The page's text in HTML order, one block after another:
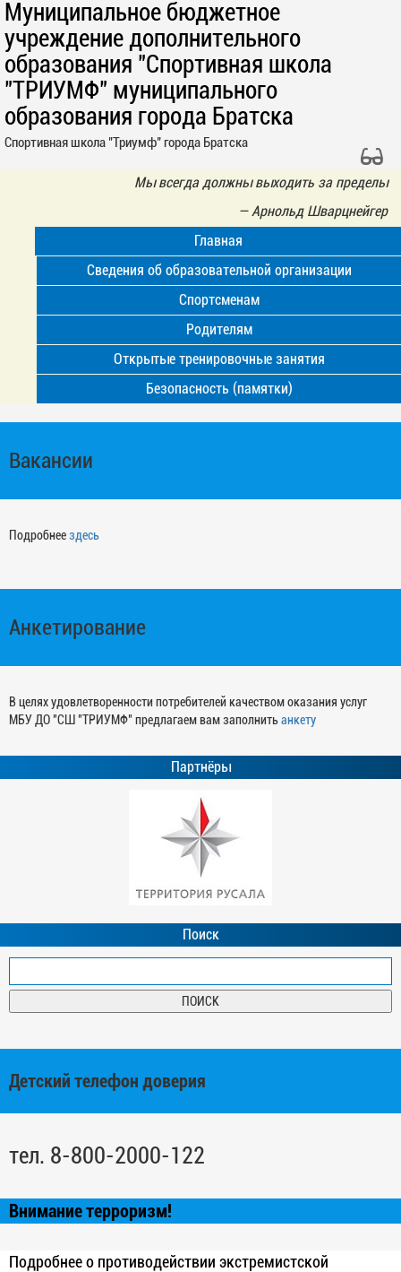
Муниципальное бюджетное
учреждение дополнительного
образования "Спортивная школа
"ТРИУМФ" муниципального
образования города Братска
Спортивная школа "Триумф" города Братска
Мы всегда должны выходить за пределы
—Арнольд Шварцнейгер
Главная
Сведения об образовательной организации
Спортсменам
Родителям
Открытые тренировочные занятия
Безопасность (памятки)
Вакансии
Подробнеездесь
Анкетирование
В целях удовлетворенности потребителей качеством оказания услуг
МБУ ДО "СШ "ТРИУМФ" предлагаем вам заполнитьанкету
Партнёры
Поиск
Детский телефон доверия
тел. 8-800-2000-122
Внимание терроризм!
Подробнее о противодействии экстремистской